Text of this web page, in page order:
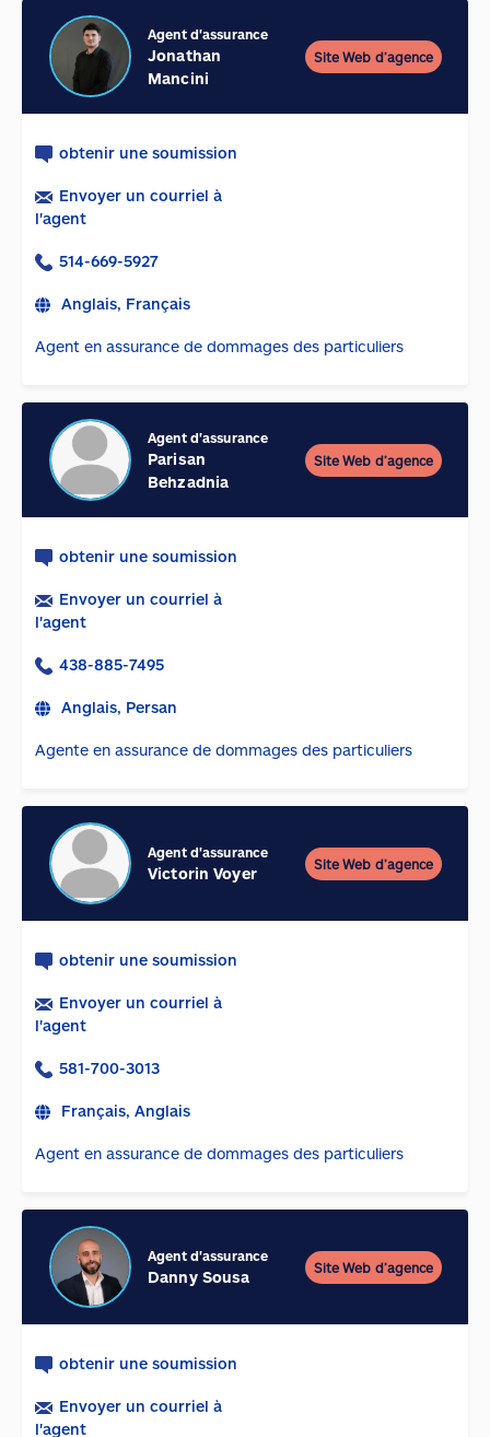
Agent d'assurance
Jonathan
Mancini
Site Web d’agence
obtenir une soumission
Envoyer un courriel à
l'agent
514-669-5927
Anglais, Français
Agent en assurance de dommages des particuliers
Agent d'assurance
Parisan
Behzadnia
Site Web d’agence
obtenir une soumission
Envoyer un courriel à
l'agent
438-885-7495
Anglais, Persan
Agente en assurance de dommages des particuliers
Agent d'assurance
Victorin Voyer
Site Web d’agence
obtenir une soumission
Envoyer un courriel à
l'agent
581-700-3013
Français, Anglais
Agent en assurance de dommages des particuliers
Agent d'assurance
Danny Sousa
Site Web d’agence
obtenir une soumission
Envoyer un courriel à
l'agent